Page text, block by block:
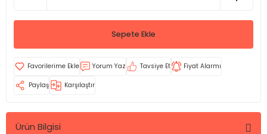
Sepete Ekle
Yorum Yaz Tavsiye Et Fiyat Alarmı
Paylaş Karşılaştır
Ürün Bilgisi